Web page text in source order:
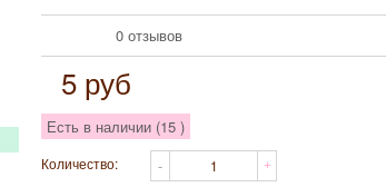
0 отзывов
5 руб
Есть в наличии (15 )
Количество: